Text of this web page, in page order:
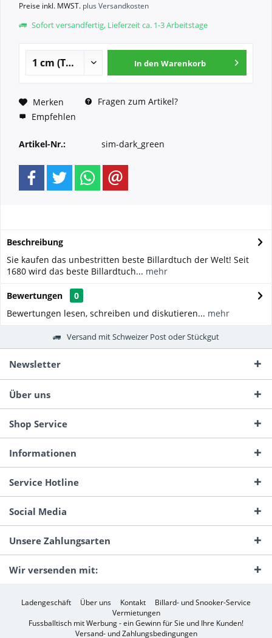
Preise inkl. MWST. plus Versandkosten
Sofort versandfertig, Lieferzeit ca. 1-3 Arbeitstage
In den Warenkorb
Merken
Fragen zum Artikel?
Empfehlen
Artikel-Nr.: sim-dark_green
Beschreibung
Sie kaufen das unbestritten beste Billardtuch der Welt! Seit
1680 wird das beste Billardtuch... mehr
Bewertungen
0
Bewertungen lesen, schreiben und diskutieren... mehr
Versand mit Schweizer Post oder Stückgut
Newsletter
Über uns
Shop Service
Informationen
Service Hotline
Social Media
Unsere Zahlungsarten
Wir versenden mit:
Ladengeschäft Über uns Kontakt
Billard- und Snooker-Service
Vermietungen
Fussballtisch mit Werbung - ein Gewinn für Sie und Ihre Kunden!
Versand- und Zahlungsbedingungen